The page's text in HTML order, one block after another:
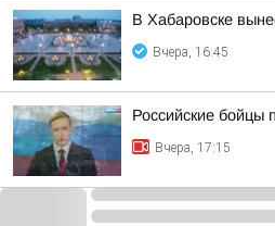
В Хабаровске
Вчера, 16:45
Российские бойцы
Вчера, 17:15